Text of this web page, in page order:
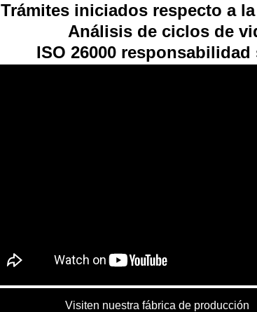
Trámites iniciados respecto a la
Análisis de ciclos de
ISO 26000 responsabilidad
Visiten nuestra fábrica de producción